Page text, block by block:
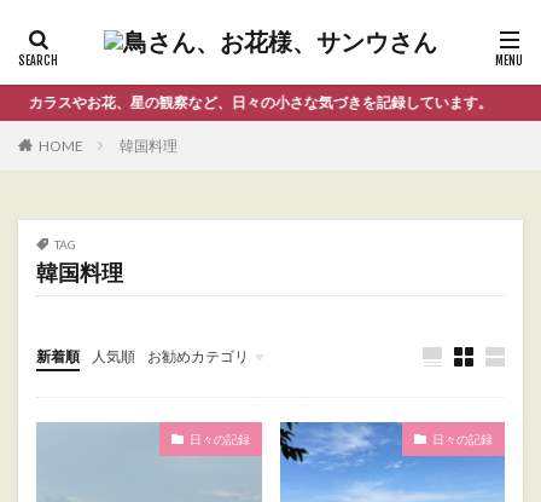
カラスやお花、星の観察など、日々の小さな気づきを記録しています。
HOME 韓国料理
TAG
韓国料理
新着順 人気順 お勧めカテゴリ
Uncategorized
日々の記録 日々の記録